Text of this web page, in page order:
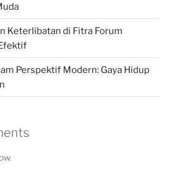
Keterlibatan di Fitra Forum
Perspektif Modern: Gaya Hidup